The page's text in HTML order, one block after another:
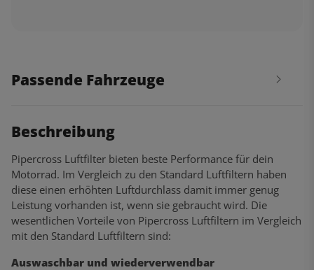
Passende Fahrzeuge
Beschreibung
Pipercross Luftfilter bieten beste Performance für dein
Motorrad. Im Vergleich zu den Standard Luftfiltern haben
diese einen erhöhten Luftdurchlass damit immer genug
Leistung vorhanden ist, wenn sie gebraucht wird. Die
wesentlichen Vorteile von Pipercross Luftfiltern im Vergleich
mit den Standard Luftfiltern sind:
Auswaschbar und wiederverwendbar